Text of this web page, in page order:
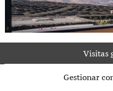
Gestionar
Visitas